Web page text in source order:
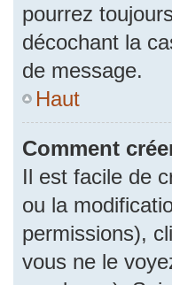
pourrez
décochant la
de message.
Haut
Comment
Il est facile de
ou la
permissions),
vous ne le